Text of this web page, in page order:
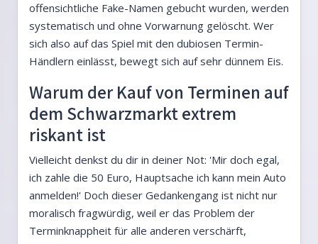
offensichtliche Fake-Namen gebucht wurden, werden
systematisch und ohne Vorwarnung gelöscht. Wer
sich also auf das Spiel mit den dubiosen Termin-
Händlern einlässt, bewegt sich auf sehr dünnem Eis.
Warum der Kauf von Terminen auf
dem Schwarzmarkt extrem
riskant ist
Vielleicht denkst du dir in deiner Not: 'Mir doch egal,
ich zahle die 50 Euro, Hauptsache ich kann mein Auto
anmelden!' Doch dieser Gedankengang ist nicht nur
moralisch fragwürdig, weil er das Problem der
Terminknappheit für alle anderen verschärft,